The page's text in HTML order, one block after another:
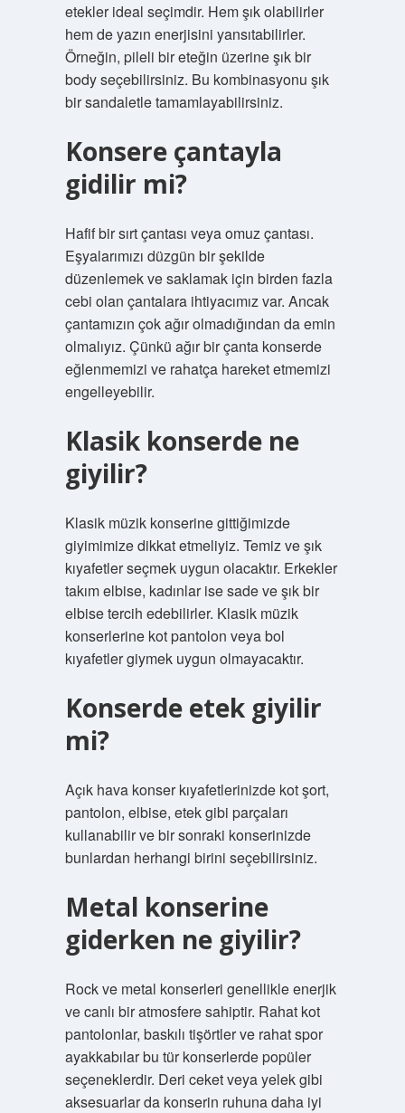
etekler ideal seçimdir. Hem şık olabilirler
hem de yazın enerjisini yansıtabilirler.
Örneğin, pileli bir eteğin üzerine şık bir
body seçebilirsiniz. Bu kombinasyonu şık
bir sandaletle tamamlayabilirsiniz.
Konsere çantayla
gidilir mi?
Hafif bir sırt çantası veya omuz çantası.
Eşyalarımızı düzgün bir şekilde
düzenlemek ve saklamak için birden fazla
cebi olan çantalara ihtiyacımız var. Ancak
çantamızın çok ağır olmadığından da emin
olmalıyız. Çünkü ağır bir çanta konserde
eğlenmemizi ve rahatça hareket etmemizi
engelleyebilir.
Klasik konserde ne
giyilir?
Klasik müzik konserine gittiğimizde
giyimimize dikkat etmeliyiz. Temiz ve şık
kıyafetler seçmek uygun olacaktır. Erkekler
takım elbise, kadınlar ise sade ve şık bir
elbise tercih edebilirler. Klasik müzik
konserlerine kot pantolon veya bol
kıyafetler giymek uygun olmayacaktır.
Konserde etek giyilir
mi?
Açık hava konser kıyafetlerinizde kot şort,
pantolon, elbise, etek gibi parçaları
kullanabilir ve bir sonraki konserinizde
bunlardan herhangi birini seçebilirsiniz.
Metal konserine
giderken ne giyilir?
Rock ve metal konserleri genellikle enerjik
ve canlı bir atmosfere sahiptir. Rahat kot
pantolonlar, baskılı tişörtler ve rahat spor
ayakkabılar bu tür konserlerde popüler
seçeneklerdir. Deri ceket veya yelek gibi
aksesuarlar da konserin ruhuna daha iyi